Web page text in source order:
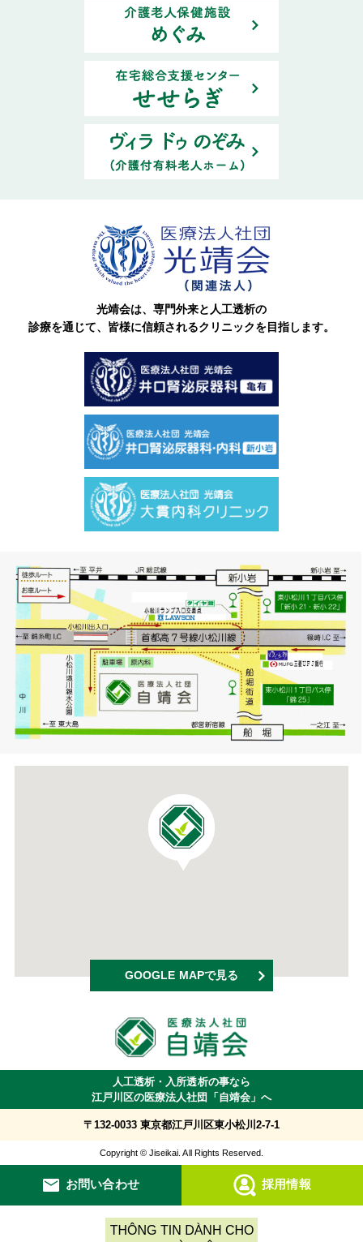
光靖会は、専門外来と人工透析の
診療を通じて、皆様に信頼されるクリニックを目指します。
GOOGLE MAPで見る
人工透析・入所透析の事なら
江戸川区の医療法人社団「自靖会」へ
〒132-0033 東京都江戸川区東小松川2-7-1
Copyright © Jiseikai. All Rights Reserved.
お問い合わせ 採用情報